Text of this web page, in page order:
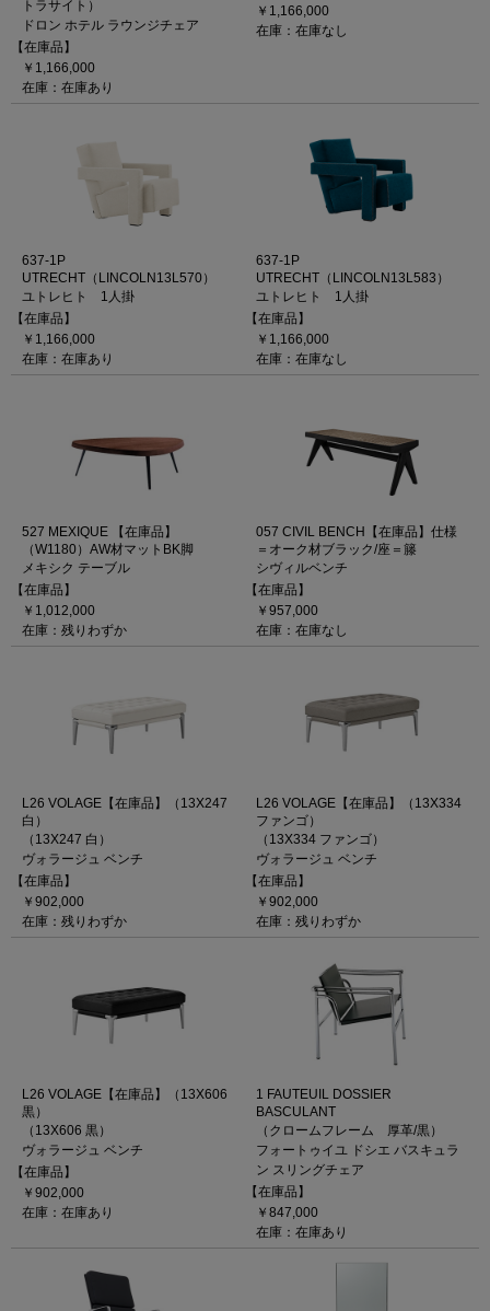
トラサイト）
ドロン ホテル ラウンジチェア
【在庫品】
￥1,166,000
在庫：在庫あり
￥1,166,000
在庫：在庫なし
637-1P
UTRECHT（LINCOLN13L570）
ユトレヒト 1人掛
【在庫品】
￥1,166,000
在庫：在庫あり
637-1P
UTRECHT（LINCOLN13L583）
ユトレヒト 1人掛
【在庫品】
￥1,166,000
在庫：在庫なし
527 MEXIQUE 【在庫品】
（W1180）AW材マットBK脚
メキシク テーブル
【在庫品】
￥1,012,000
在庫：残りわずか
057 CIVIL BENCH【在庫品】仕様
＝オーク材ブラック/座＝籐
シヴィルベンチ
【在庫品】
￥957,000
在庫：在庫なし
L26 VOLAGE【在庫品】（13X247
白）
（13X247 白）
ヴォラージュ ベンチ
【在庫品】
￥902,000
在庫：残りわずか
L26 VOLAGE【在庫品】（13X334
ファンゴ）
（13X334 ファンゴ）
ヴォラージュ ベンチ
【在庫品】
￥902,000
在庫：残りわずか
L26 VOLAGE【在庫品】（13X606
黒）
（13X606 黒）
ヴォラージュ ベンチ
【在庫品】
￥902,000
在庫：在庫あり
1 FAUTEUIL DOSSIER
BASCULANT
（クロームフレーム 厚革/黒）
フォートゥイユ ドシエ バスキュラ
ン スリングチェア
【在庫品】
￥847,000
在庫：在庫あり